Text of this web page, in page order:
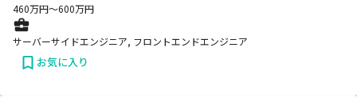
460万円〜600万円
サーバーサイドエンジニア, フロントエンドエンジニア
お気に入り